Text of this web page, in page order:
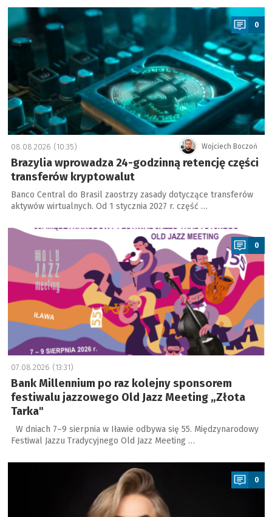
a
0
Wojciech Boczoń
08.08.2026 (10:35)
Brazylia wprowadza 24-godzinną retencję części
transferów kryptowalut
Banco Central do Brasil zaostrzy zasady dotyczące transferów
aktywów wirtualnych. Od 1 stycznia 2027 r. część …
a
0
07.08.2026 (13:31)
Bank Millennium po raz kolejny sponsorem
festiwalu jazzowego Old Jazz Meeting „Złota
Tarka"
W dniach 7–9 sierpnia w Iławie odbywa się 55. Międzynarodowy
Festiwal Jazzu Tradycyjnego Old Jazz Meeting …
a
0